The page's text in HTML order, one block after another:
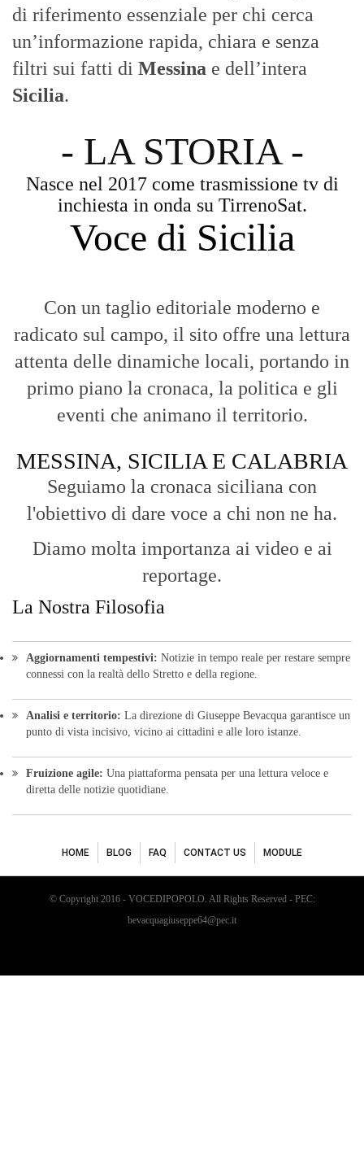
di riferimento essenziale per chi cerca
un’informazione rapida, chiara e senza
filtri sui fatti di Messina e dell’intera
Sicilia.
- LA STORIA -
Nasce nel 2017 come trasmissione tv di
inchiesta in onda su TirrenoSat.
Voce di Sicilia
Con un taglio editoriale moderno e
radicato sul campo, il sito offre una lettura
attenta delle dinamiche locali, portando in
primo piano la cronaca, la politica e gli
eventi che animano il territorio.
MESSINA, SICILIA E CALABRIA
Seguiamo la cronaca siciliana con
l'obiettivo di dare voce a chi non ne ha.
Diamo molta importanza ai video e ai
reportage.
La Nostra Filosofia
Aggiornamenti tempestivi: Notizie in tempo reale per restare sempre
connessi con la realtà dello Stretto e della regione.
Analisi e territorio: La direzione di Giuseppe Bevacqua garantisce un
punto di vista incisivo, vicino ai cittadini e alle loro istanze.
Fruizione agile: Una piattaforma pensata per una lettura veloce e
diretta delle notizie quotidiane.
HOME BLOG FAQ CONTACT US MODULE
© Copyright 2016 - VOCEDIPOPOLO. All Rights Reserved - PEC:
bevacquagiuseppe64@pec.it